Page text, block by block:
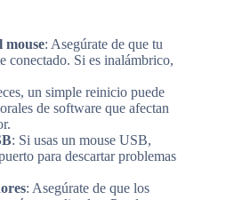
mouse: Asegúrate de que tu
conectado. Si es inalámbrico,
un simple reinicio puede
de software que afectan
: Si usas un mouse USB,
para descartar problemas
: Asegúrate de que los